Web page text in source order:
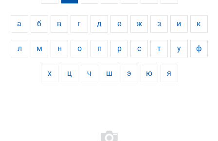
а б в г д е ж з и к
л м н о п р с т у ф
х ц ч ш э ю я